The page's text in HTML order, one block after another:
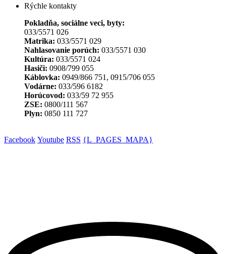
Rýchle kontakty
Pokladňa, sociálne veci, byty:
033/5571 026
Matrika: 033/5571 029
Nahlasovanie porúch: 033/5571 030
Kultúra: 033/5571 024
Hasiči: 0908/799 055
Káblovka: 0949/866 751, 0915/706 055
Vodárne: 033/596 6182
Horúcovod: 033/59 72 955
ZSE: 0800/111 567
Plyn: 0850 111 727
Facebook Youtube RSS {L_PAGES_MAPA}